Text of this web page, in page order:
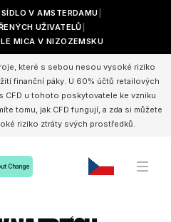
SÍDLO V AMSTERDAMU
UŽIVATELŮ
MICA V NIZOZEMSKU
které s sebou nesou vysoké riziko
finanční páky. U 60% účtů retailových
u tohoto poskytovatele ke vzniku
tomu, jak CFD fungují, a zda si můžete
riziko ztráty svých prostředků.
Change